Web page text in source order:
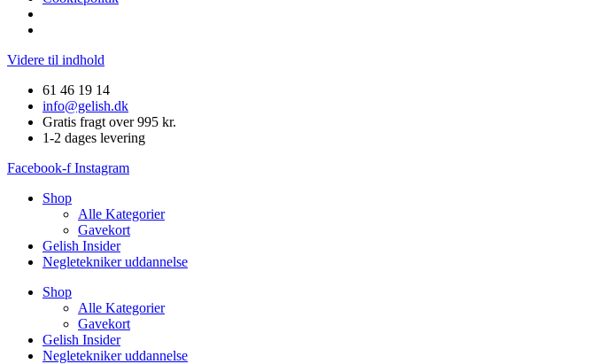
Videre til indhold
61 46 19 14
info@gelish.dk
Gratis fragt over 995 kr.
1-2 dages levering
Facebook-f Instagram
Shop
Alle Kategorier
Gavekort
Gelish Insider
Negletekniker uddannelse
Shop
Alle Kategorier
Gavekort
Gelish Insider
Negletekniker uddannelse